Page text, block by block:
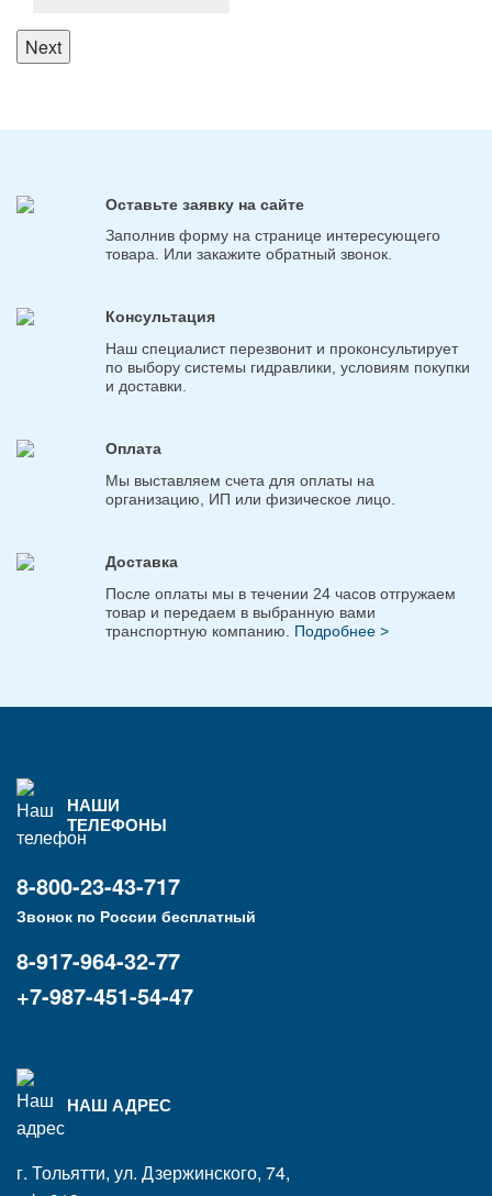
Next
Оставьте заявку на сайте
Заполнив форму на странице интересующего
товара. Или закажите обратный звонок.
Консультация
Наш специалист перезвонит и проконсультирует
по выбору системы гидравлики, условиям покупки
и доставки.
Оплата
Мы выставляем счета для оплаты на
организацию, ИП или физическое лицо.
Доставка
После оплаты мы в течении 24 часов отгружаем
товар и передаем в выбранную вами
транспортную компанию. Подробнее >
НАШИ
ТЕЛЕФОНЫ
8-800-23-43-717
Звонок по России бесплатный
8-917-964-32-77
+7-987-451-54-47
НАШ АДРЕС
г. Тольятти, ул. Дзержинского, 74,